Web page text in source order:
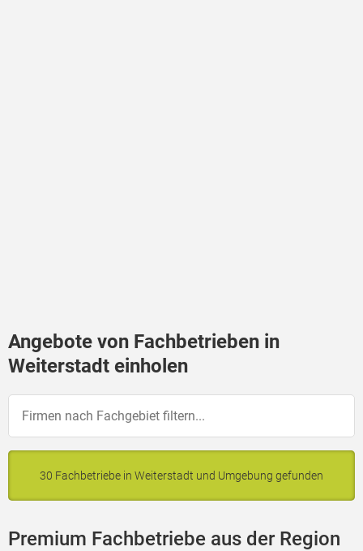
Angebote von Fachbetrieben in
Weiterstadt einholen
30 Fachbetriebe in Weiterstadt und Umgebung gefunden
Premium Fachbetriebe aus der Region